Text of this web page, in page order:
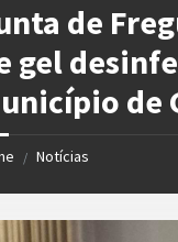
de
gel
de
/ Notícias